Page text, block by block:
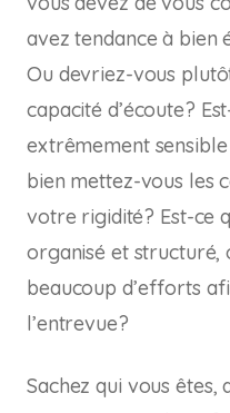
avez tendance à bien
Ou devriez-vous
capacité d’écoute?
extrêmement
bien mettez-vous les
votre rigidité? Est-ce
organisé et
beaucoup d’efforts
l’entrevue?
Sachez qui vous